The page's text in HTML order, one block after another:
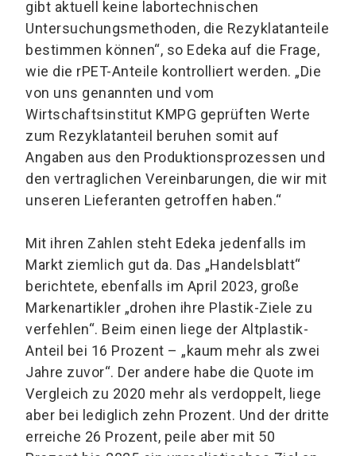
gibt aktuell keine labortechnischen
Untersuchungsmethoden, die Rezyklatanteile
bestimmen können“, so Edeka auf die Frage,
wie die rPET-Anteile kontrolliert werden. „Die
von uns genannten und vom
Wirtschaftsinstitut KMPG geprüften Werte
zum Rezyklatanteil beruhen somit auf
Angaben aus den Produktionsprozessen und
den vertraglichen Vereinbarungen, die wir mit
unseren Lieferanten getroffen haben.“
Mit ihren Zahlen steht Edeka jedenfalls im
Markt ziemlich gut da. Das „Handelsblatt“
berichtete, ebenfalls im April 2023, große
Markenartikler „drohen ihre Plastik-Ziele zu
verfehlen“. Beim einen liege der Altplastik-
Anteil bei 16 Prozent – „kaum mehr als zwei
Jahre zuvor“. Der andere habe die Quote im
Vergleich zu 2020 mehr als verdoppelt, liege
aber bei lediglich zehn Prozent. Und der dritte
erreiche 26 Prozent, peile aber mit 50